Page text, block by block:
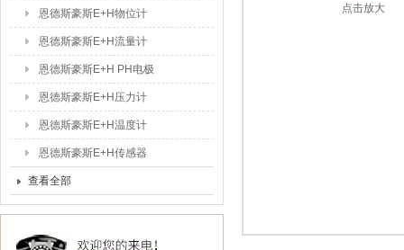
恩德斯豪斯E+H物位计
恩德斯豪斯E+H流量计
恩德斯豪斯E+H PH电极
恩德斯豪斯E+H压力计
恩德斯豪斯E+H温度计
恩德斯豪斯E+H传感器
查看全部
点击放大